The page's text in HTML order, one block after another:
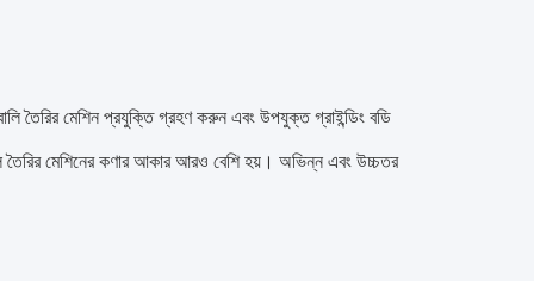
তৈরির মেশিন প্রযুক্তি গ্রহণ করুন এবং উপযুক্ত গ্রাইন্ডিং বডি
তৈরির মেশিনের কণার আকার আরও বেশি হয়। অভিন্ন এবং উচ্চতর